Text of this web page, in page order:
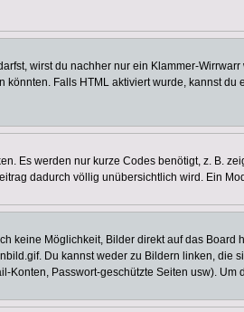
wirst du nachher nur ein Klammer-
Falls HTML aktiviert wurde, kannst
Es werden nur kurze Codes benötigt, z. B.
dadurch völlig unübersichtlich wird. Ein
keine Möglichkeit, Bilder direkt auf das
Du kannst weder zu Bildern linken,
Passwort-geschützte Seiten usw).